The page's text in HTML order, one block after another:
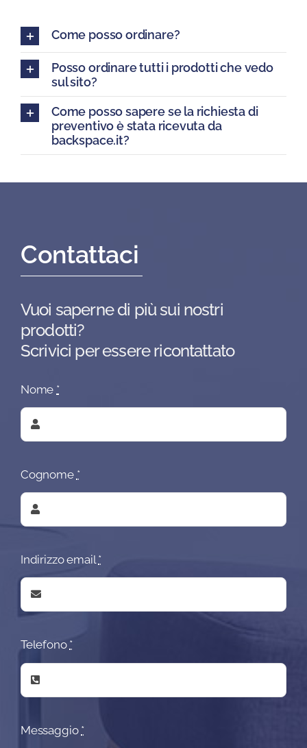
Come posso ordinare?
Posso ordinare tutti i prodotti che vedo
sul sito?
Come posso sapere se la richiesta di
preventivo è stata ricevuta da
backspace.it?
Contattaci
Vuoi saperne di più sui nostri
prodotti?
Scrivici per essere ricontattato
Nome *
Cognome *
Indirizzo email*
Telefono *
Messaggio *